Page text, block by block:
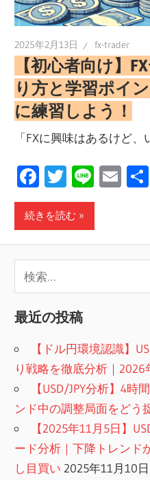
2025年2月13日 fx-trader
【初心者向け】
り方と学習ポイ
に練習しよう！
「FXに興味はあるけど
Facebook
Twitter
Line
続きを読む
索:
最近の投稿
【ドル円環境認識】
り戦略を徹底分析｜2026
【USD/JPY分析】4
ンド中の調整局面をどう
【2025年11月5日】
ード分析｜下降トレンド
し目買い 2025年11月10日